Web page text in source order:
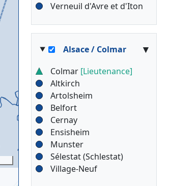
Verneuil d'Avre et d'Iton
Alsace / Colmar ▾
Colmar [Lieutenance]
Altkirch
Artolsheim
Belfort
Cernay
Ensisheim
Munster
Sélestat (Schlestat)
Village-Neuf